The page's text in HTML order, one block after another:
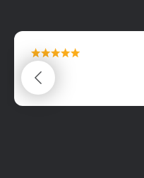
maximální spokojenost
22.06.2025